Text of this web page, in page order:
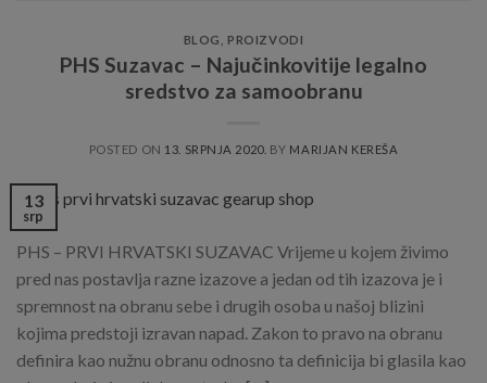
BLOG PROIZVODI
PHS Suzavac – Najučinkovitije legalno
sredstvo za samoobranu
POSTED ON 13. SRPNJA 2020. BY MARIJAN KEREŠA
13
srp
PHS – PRVI HRVATSKI SUZAVAC Vrijeme u kojem živimo
pred nas postavlja razne izazove a jedan od tih izazova je i
spremnost na obranu sebe i drugih osoba u našoj blizini
kojima predstoji izravan napad. Zakon to pravo na obranu
definira kao nužnu obranu odnosno ta definicija bi glasila kao